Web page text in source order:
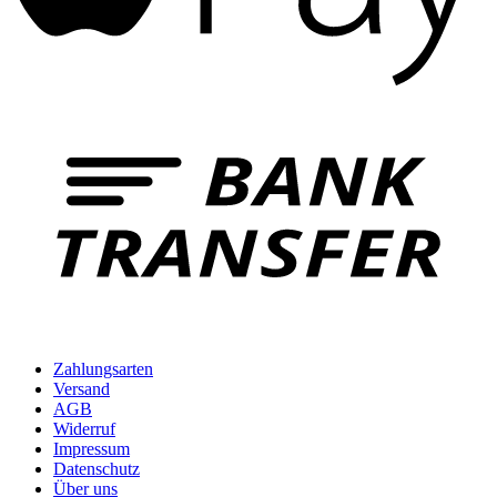
Zahlungsarten
Versand
AGB
Widerruf
Impressum
Datenschutz
Über uns